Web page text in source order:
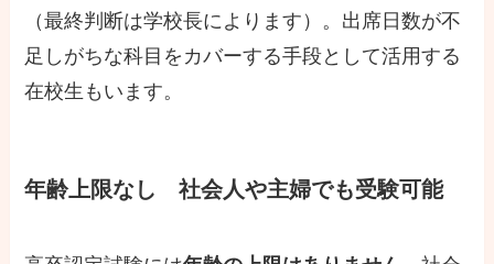
（最終判断は学校長によります）。出席日数が不
足しがちな科目をカバーする手段として活用する
在校生もいます。
年齢上限なし 社会人や主婦でも受験可能